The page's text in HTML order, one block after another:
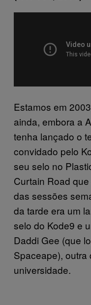
Estamos em
ainda, embora a
tenha lançado o
convidado pelo
seu selo no
Curtain Road
das sessões
da tarde era um
selo do Kode9 e
Daddi Gee (que
Spaceape),
universidade.